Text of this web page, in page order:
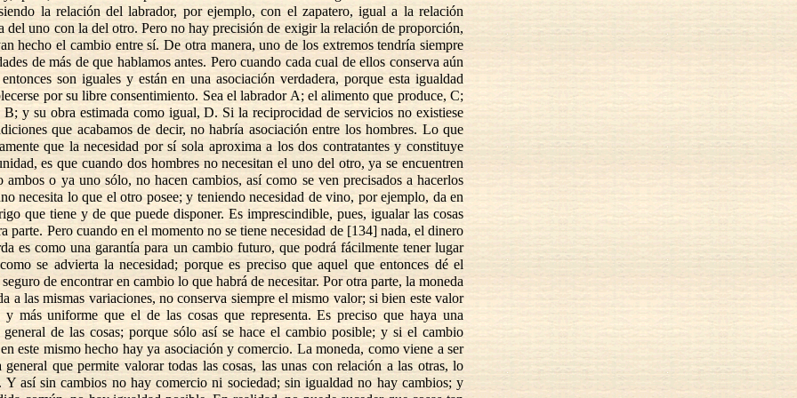
la relación del labrador, por ejemplo, con el zapatero, igual a la relación
del uno con la del otro. Pero no hay precisión de exigir la relación de proporción,
hecho el cambio entre sí. De otra manera, uno de los extremos tendría siempre
de más de que hablamos antes. Pero cuando cada cual de ellos conserva aún
son iguales y están en una asociación verdadera, porque esta igualdad
por su libre consentimiento. Sea el labrador A; el alimento que produce, C;
B; y su obra estimada como igual, D. Si la reciprocidad de servicios no existiese
que acabamos de decir, no habría asociación entre los hombres. Lo que
que la necesidad por sí sola aproxima a los dos contratantes y constituye
es que cuando dos hombres no necesitan el uno del otro, ya se encuentren
ambos o ya uno sólo, no hacen cambios, así como se ven precisados a hacerlos
necesita lo que el otro posee; y teniendo necesidad de vino, por ejemplo, da en
que tiene y de que puede disponer. Es imprescindible, pues, igualar las cosas
parte. Pero cuando en el momento no se tiene necesidad de [134] nada, el dinero
es como una garantía para un cambio futuro, que podrá fácilmente tener lugar
se advierta la necesidad; porque es preciso que aquel que entonces dé el
de encontrar en cambio lo que habrá de necesitar. Por otra parte, la moneda
a las mismas variaciones, no conserva siempre el mismo valor; si bien este valor
más uniforme que el de las cosas que representa. Es preciso que haya una
general de las cosas; porque sólo así se hace el cambio posible; y si el cambio
este mismo hecho hay ya asociación y comercio. La moneda, como viene a ser
general que permite valorar todas las cosas, las unas con relación a las otras, lo
Y así sin cambios no hay comercio ni sociedad; sin igualdad no hay cambios; y